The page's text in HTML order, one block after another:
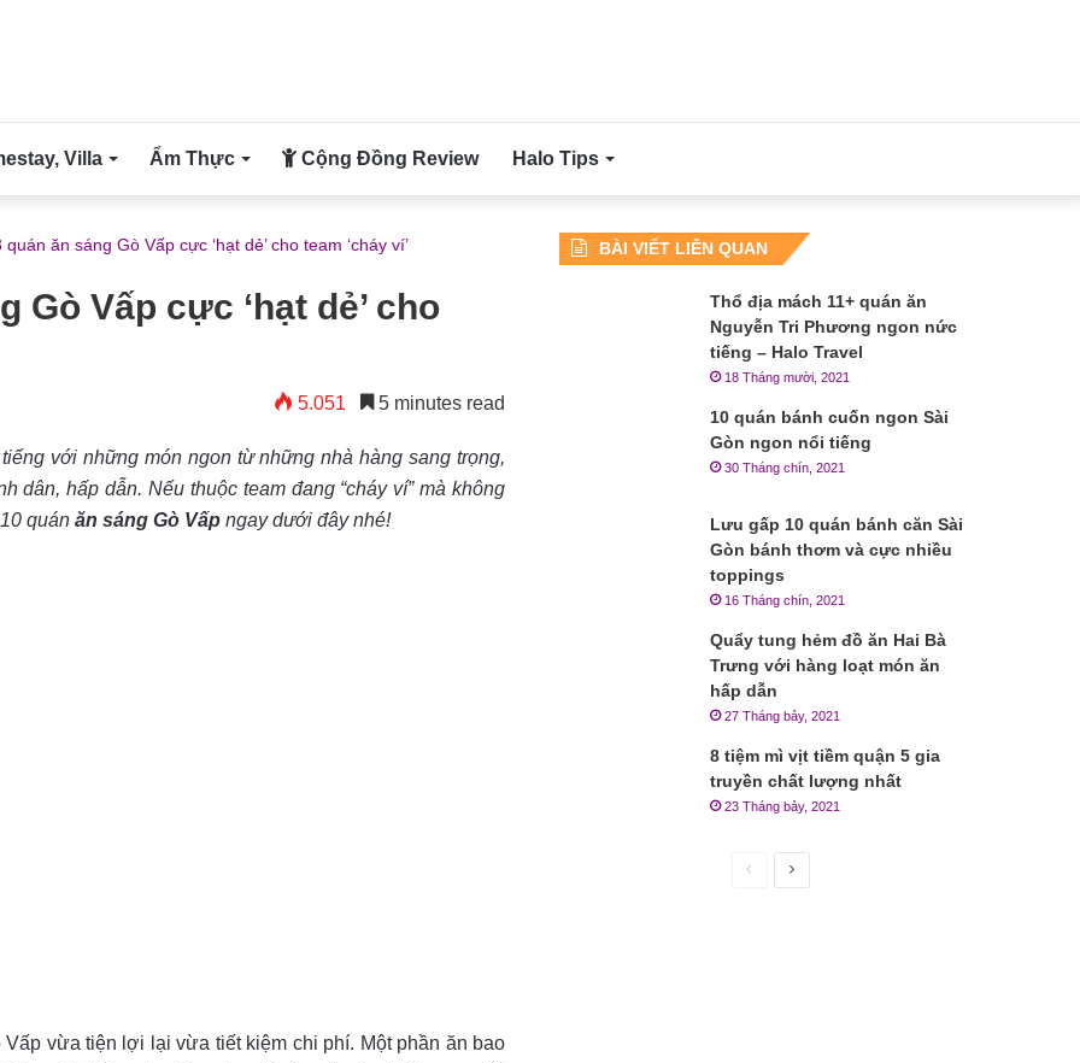
Villa Ẩm Thực Cộng Đồng Review Halo Tips
ăn sáng Gò Vấp cực ‘hạt dẻ’ cho team ‘cháy ví’
Gò Vấp cực ‘hạt dẻ’ cho
5.051 5 minutes read
với những món ngon từ những nhà hàng sang trọng,
dân, hấp dẫn. Nếu thuộc team đang “cháy ví” mà không
quán ăn sáng Gò Vấp ngay dưới đây nhé!
vừa tiện lợi lại vừa tiết kiệm chi phí. Một phần ăn bao
BÀI VIẾT LIÊN QUAN
Thổ địa mách 11+ quán ăn
Nguyễn Tri Phương ngon nức
tiếng – Halo Travel
18 Tháng mười, 2021
10 quán bánh cuốn ngon Sài
Gòn ngon nổi tiếng
30 Tháng chín, 2021
Lưu gấp 10 quán bánh căn Sài
Gòn bánh thơm và cực nhiều
toppings
16 Tháng chín, 2021
Quẩy tung hẻm đồ ăn Hai Bà
Trưng với hàng loạt món ăn
hấp dẫn
27 Tháng bảy, 2021
8 tiệm mì vịt tiềm quận 5 gia
truyền chất lượng nhất
23 Tháng bảy, 2021
Trang